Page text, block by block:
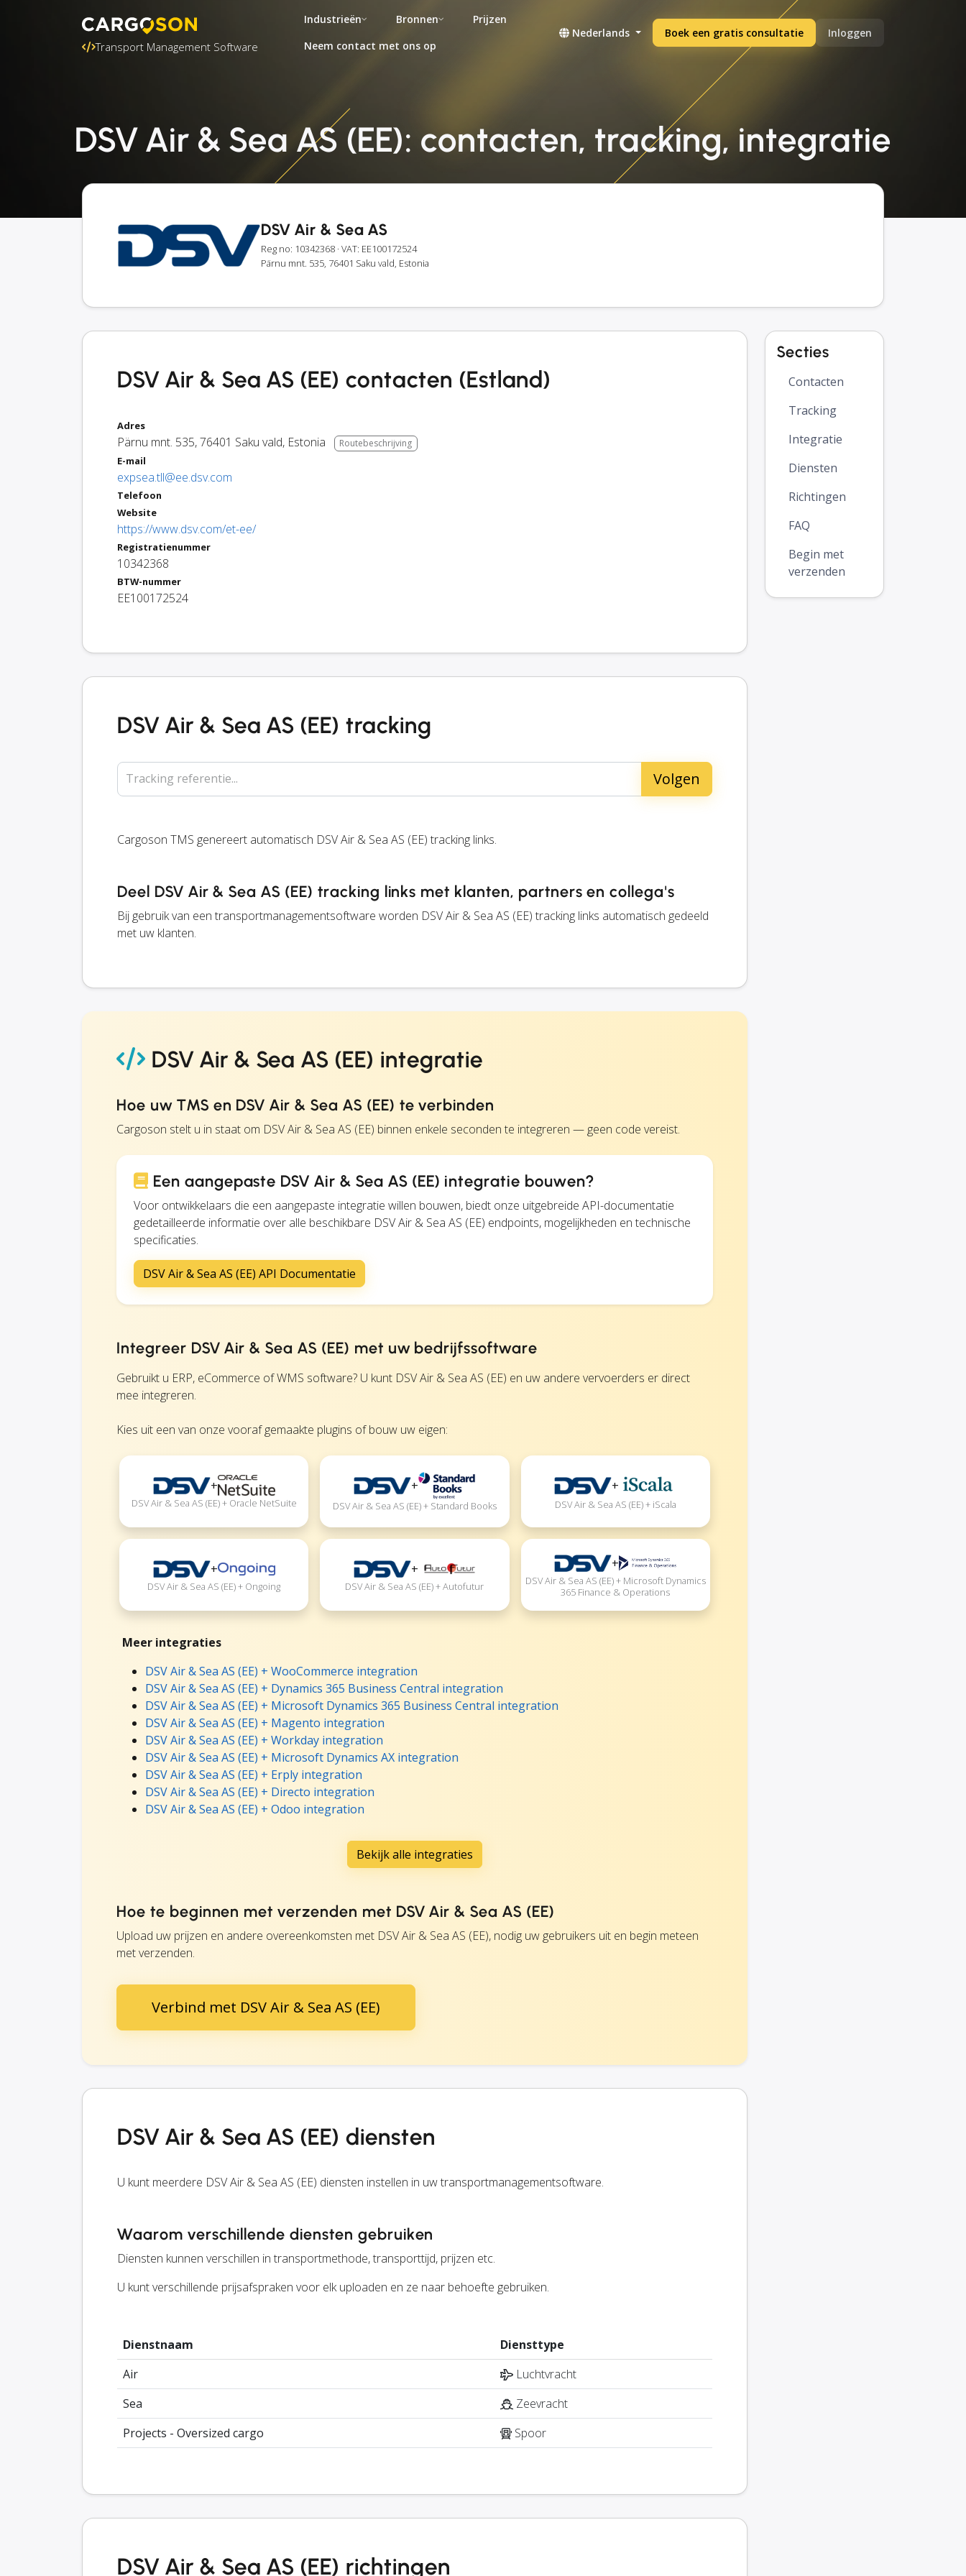
Transport Management Software
Industrieën Bronnen
Prijzen
Neem contact met ons op
Nederlands Boek een gratis consultatie Inloggen
DSV Air & Sea AS (EE): contacten, tracking, integratie
DSV Air & Sea AS
Reg no: 10342368 · VAT: EE100172524
Pärnu mnt. 535, 76401 Saku vald, Estonia
DSV Air & Sea AS (EE) contacten (Estland)
Adres
Pärnu mnt. 535,76401 Saku vald, Estonia Routebeschrijving
E-mail
expsea.tll@ee.dsv.com
Telefoon
Website
https://www.dsv.com/et-ee/
Registratienummer
10342368
BTW-nummer
EE100172524
DSV Air & Sea AS (EE) tracking
Tracking referentie...
Cargoson TMS genereert automatisch DSV Air & Sea AS (EE) tracking links.
Deel DSV Air & Sea AS (EE) tracking links met klanten, partners en collega's
Bij gebruik van een transportmanagementsoftware worden DSV Air & Sea AS (EE) tracking links automatisch gedeeld
met uw klanten.
DSV Air & Sea AS (EE) integratie
Hoe uw TMS en DSV Air & Sea AS (EE) te verbinden
Cargoson stelt u in staat om DSV Air & Sea AS (EE) binnen enkele seconden te integreren — geen code vereist.
Een aangepaste DSV Air & Sea AS (EE) integratie bouwen?
Voor ontwikkelaars die een aangepaste integratie willen bouwen, biedt onze uitgebreide API-documentatie
gedetailleerde informatie over alle beschikbare DSV Air & Sea AS (EE) endpoints, mogelijkheden en technische
specificaties.
DSV Air & Sea AS (EE) API Documentatie
Integreer DSV Air & Sea AS (EE) met uw bedrijfssoftware
Gebruikt u ERP, eCommerce of WMS software? U kunt DSV Air & Sea AS (EE) en uw andere vervoerders er direct
mee integreren.
Kies uit een van onze vooraf gemaakte plugins of bouw uw eigen:
+
DSV Air & Sea AS (EE) + Oracle NetSuite
+
DSV Air & Sea AS (EE) + Standard Books
+
DSV Air & Sea AS (EE) + iScala
+
DSV Air & Sea AS (EE) + Ongoing
+
DSV Air & Sea AS (EE) + Autofutur
+
DSV Air & Sea AS (EE) + Microsoft Dynamics
365 Finance & Operations
Meer integraties
DSV Air & Sea AS (EE) + WooCommerce integration
DSV Air & Sea AS (EE) + Dynamics 365 Business Central integration
DSV Air & Sea AS (EE) + Microsoft Dynamics 365 Business Central integration
DSV Air & Sea AS (EE) + Magento integration
DSV Air & Sea AS (EE) + Workday integration
DSV Air & Sea AS (EE) + Microsoft Dynamics AX integration
DSV Air & Sea AS (EE) + Erply integration
DSV Air & Sea AS (EE) + Directo integration
DSV Air & Sea AS (EE) + Odoo integration
Bekijk alle integraties
Hoe te beginnen met verzenden met DSV Air & Sea AS (EE)
Upload uw prijzen en andere overeenkomsten met DSV Air & Sea AS (EE), nodig uw gebruikers uit en begin meteen
met verzenden.
Verbind met DSV Air & Sea AS (EE)
DSV Air & Sea AS (EE) diensten
U kunt meerdere DSV Air & Sea AS (EE) diensten instellen in uw transportmanagementsoftware.
Waarom verschillende diensten gebruiken
Diensten kunnen verschillen in transportmethode, transporttijd, prijzen etc.
U kunt verschillende prijsafspraken voor elk uploaden en ze naar behoefte gebruiken.
Dienstnaam
Diensttype
Air
Luchtvracht
Sea
Zeevracht
Projects - Oversized cargo
Spoor
DSV Air & Sea AS (EE) richtingen
Secties
Contacten
Tracking
Integratie
Diensten
Richtingen
FAQ
Begin met
verzenden